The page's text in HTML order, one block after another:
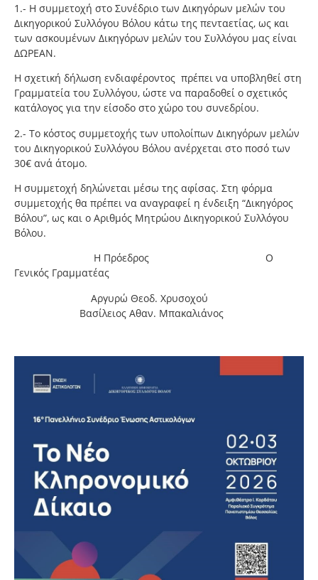
1.- Η συμμετοχή στο Συνέδριο των Δικηγόρων μελών του
Δικηγορικού Συλλόγου Βόλου κάτω της πενταετίας, ως και
των ασκουμένων Δικηγόρων μελών του Συλλόγου μας είναι
ΔΩΡΕΑΝ.
Η σχετική δήλωση ενδιαφέροντος πρέπει να υποβληθεί στη
Γραμματεία του Συλλόγου, ώστε να παραδοθεί ο σχετικός
κατάλογος για την είσοδο στο χώρο του συνεδρίου.
2.- Το κόστος συμμετοχής των υπολοίπων Δικηγόρων μελών
του Δικηγορικού Συλλόγου Βόλου ανέρχεται στο ποσό των
30€ ανά άτομο.
Η συμμετοχή δηλώνεται μέσω της αφίσας. Στη φόρμα
συμμετοχής θα πρέπει να αναγραφεί η ένδειξη “Δικηγόρος
Βόλου”, ως και ο Αριθμός Μητρώου Δικηγορικού Συλλόγου
Βόλου.
Η Πρόεδρος Ο
Γενικός Γραμματέας
Αργυρώ Θεοδ. Χρυσοχού
Βασίλειος Αθαν. Μπακαλιάνος